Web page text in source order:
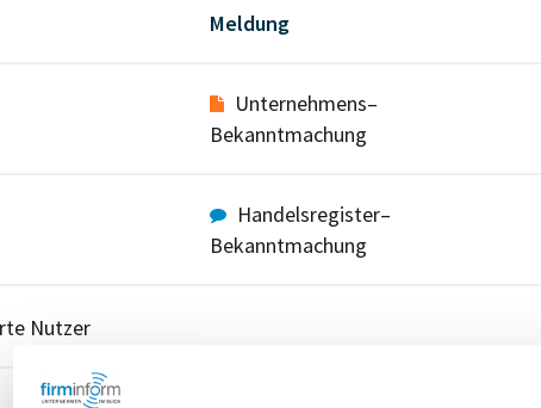
Meldung
Unternehmens–
Bekanntmachung
Handelsregister–
Bekanntmachung
Nutzer